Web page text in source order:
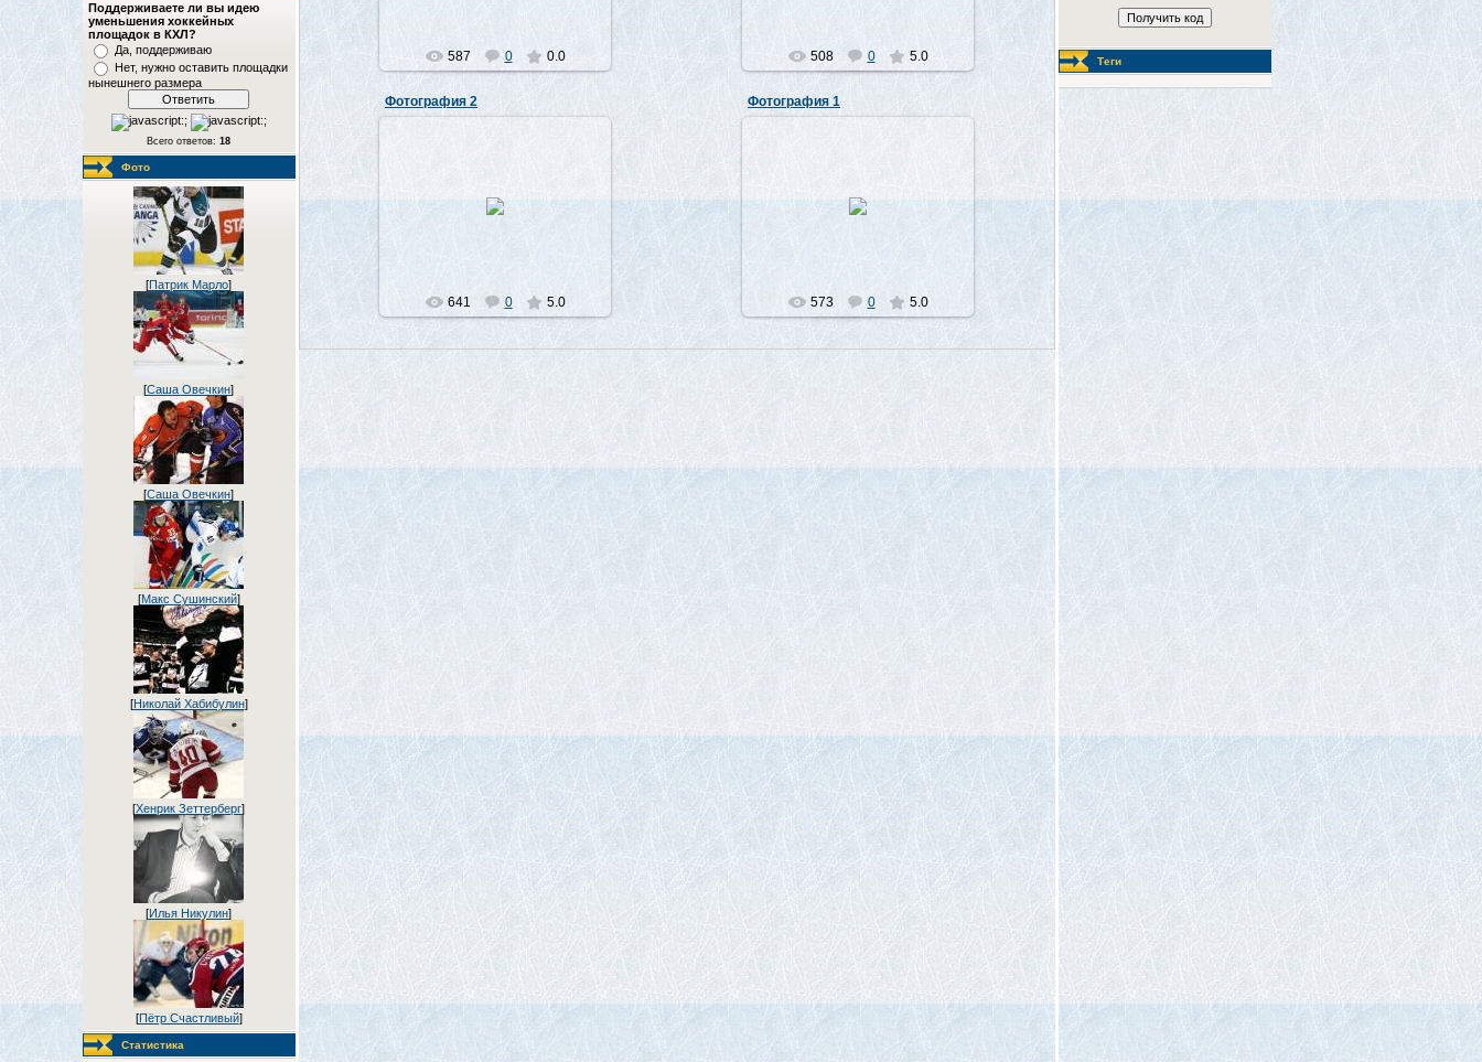
Поддерживаете ли вы идею
уменьшения хоккейных
площадок в КХЛ?
Да, поддерживаю
Нет, нужно оставить площадки
нынешнего размера
Всего ответов: 18
Фото
[Патрик Марло]
[Саша Овечкин]
[Саша Овечкин]
[Макс Сушинский]
[Николай Хабибулин]
[Хенрик Зеттерберг]
[Илья Никулин]
[Пётр Счастливый]
Статистика
587 0 0.0 508 0 5.0
Фотография 2
641 0 5.0
Фотография 1
573 0 5.0
Теги